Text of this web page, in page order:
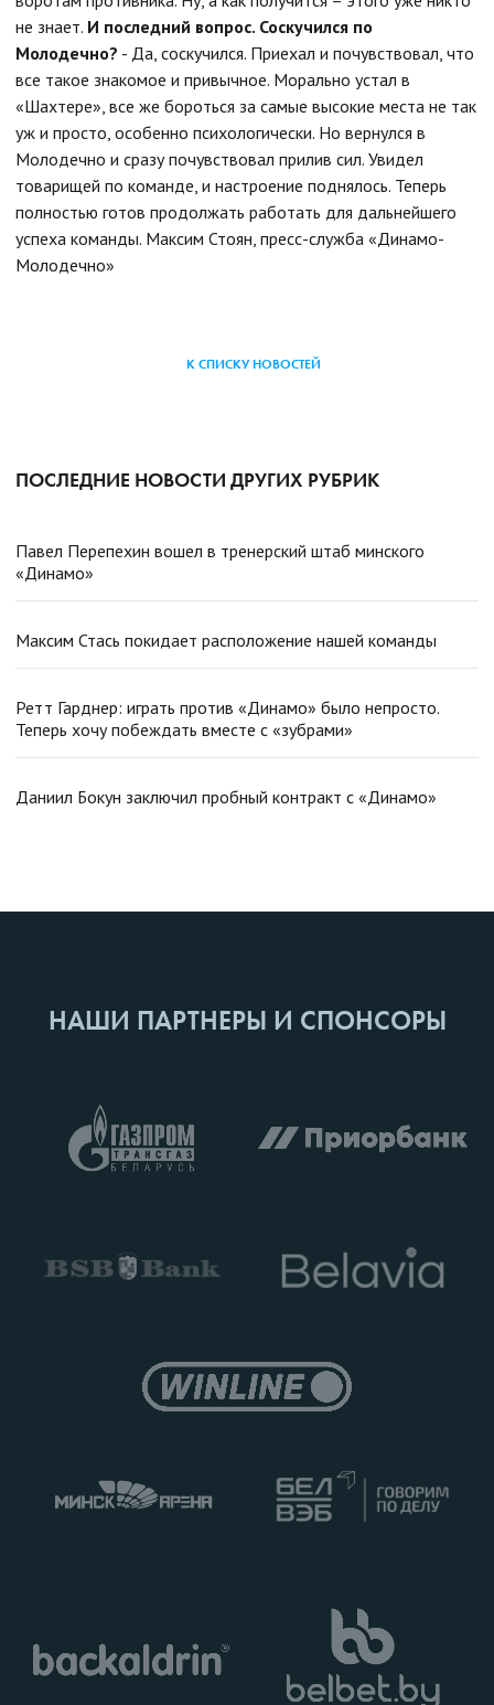
не знает. И последний вопрос. Соскучился по
Молодечно? - Да, соскучился. Приехал и почувствовал, что
все такое знакомое и привычное. Морально устал в
«Шахтере», все же бороться за самые высокие места не так
уж и просто, особенно психологически. Но вернулся в
Молодечно и сразу почувствовал прилив сил. Увидел
товарищей по команде, и настроение поднялось. Теперь
полностью готов продолжать работать для дальнейшего
успеха команды. Максим Стоян, пресс-служба «Динамо-
Молодечно»
К СПИСКУ НОВОСТЕЙ
ПОСЛЕДНИЕ НОВОСТИ ДРУГИХ РУБРИК
Павел Перепехин вошел в тренерский штаб минского
«Динамо»
Максим Стась покидает расположение нашей команды
Ретт Гарднер: играть против «Динамо» было непросто.
Теперь хочу побеждать вместе с «зубрами»
Даниил Бокун заключил пробный контракт с «Динамо»
НАШИ ПАРТНЕРЫ И СПОНСОРЫ